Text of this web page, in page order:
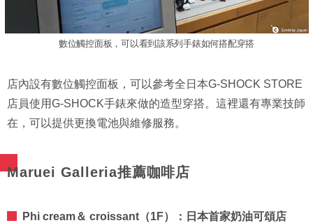
數位觸控面板，可以看到該系列手錶如何搭配穿搭
店內設有數位觸控面板，可以參考全日本G-SHOCK STORE
店員使用G-SHOCK手錶來做的造型穿搭。這裡還有專業技師
在，可以提供更換電池與維修服務。
Maruei Galleria推薦咖啡店
Phi cream＆ croissant（1F）：日本首家奶油可頌店